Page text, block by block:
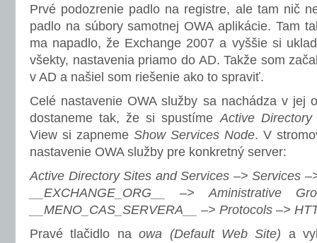
Prvé podozrenie padlo na registre, ale tam nič
padlo na súbory samotnej OWA aplikácie. Tam
ma napadlo, že Exchange 2007 a vyššie si
všekty, nastavenia priamo do AD. Takže som
v AD a našiel som riešenie ako to spraviť.
Celé nastavenie OWA služby sa nachádza v jej
dostaneme tak, že si spustímeActive
View si zapneme Show Services Node. V
nastavenie OWA služby pre konkretný server:
Active Directory Sites and Services –> Services
__EXCHANGE_ORG__ –> Aministrative
__MENO_CAS_SERVERA__ –> Protocols –>
Pravé tlačidlo naowa (Default Web Site) a